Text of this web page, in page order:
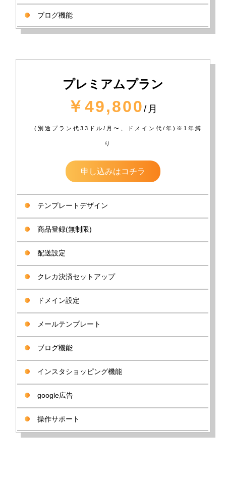
ブログ機能
プレミアムプラン
￥49,800/月
(別途プラン代33ドル/月〜、ドメイン代/年)※1年縛
り
申し込みはコチラ
テンプレートデザイン
商品登録(無制限)
配送設定
クレカ決済セットアップ
ドメイン設定
メールテンプレート
ブログ機能
インスタショッピング機能
google広告
操作サポート